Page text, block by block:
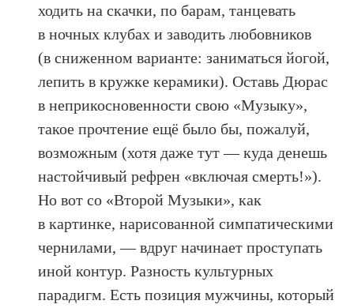
ходить на скачки, по барам, танцевать
в ночных клубах и заводить любовников
(в сниженном варианте: заниматься йогой,
лепить в кружке керамики). Оставь Дюрас
в неприкосновенности свою «Музыку»,
такое прочтение ещё было бы, пожалуй,
возможным (хотя даже тут — куда денешь
настойчивый рефрен «включая смерть!»).
Но вот со «Второй Музыки», как
в картинке, нарисованной симпатическими
чернилами, — вдруг начинает проступать
иной контур. Разность культурных
парадигм. Есть позиция мужчины, который